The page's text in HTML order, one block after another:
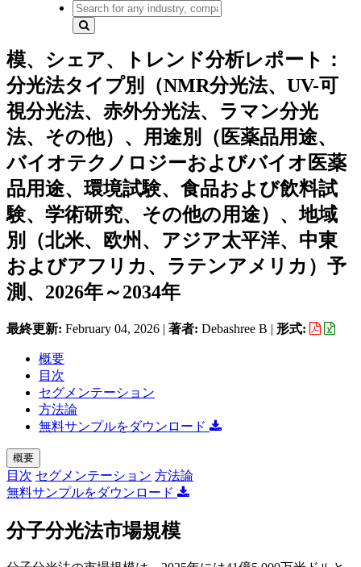
模、シェア、トレンド分析レポート：
分光法タイプ別（NMR分光法、UV-可
視分光法、赤外分光法、ラマン分光
法、その他）、用途別（医薬品用途、
バイオテクノロジーおよびバイオ医薬
品用途、環境試験、食品および飲料試
験、学術研究、その他の用途）、地域
別（北米、欧州、アジア太平洋、中東
およびアフリカ、ラテンアメリカ）予
測、2026年～2034年
最終更新: February 04, 2026 | 著者: Debashree B | 形式:
概要
目次
セグメンテーション
方法論
無料サンプルをダウンロード
概要
目次 セグメンテーション 方法論
無料サンプルをダウンロード
分子分光法市場規模